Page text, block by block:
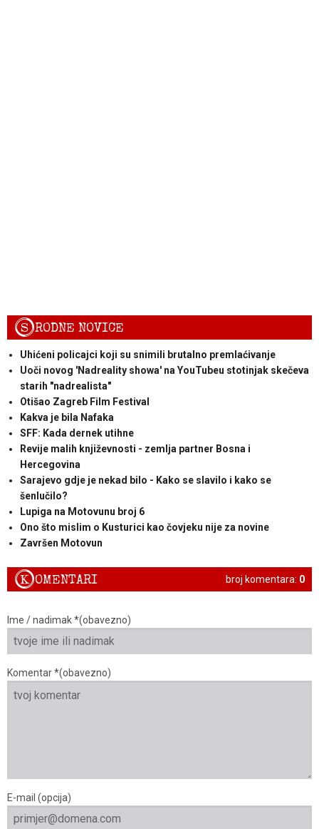
SRODNE NOVICE
Uhićeni policajci koji su snimili brutalno premlaćivanje
Uoči novog 'Nadreality showa' na YouTubeu stotinjak skečeva
starih "nadrealista"
Otišao Zagreb Film Festival
Kakva je bila Nafaka
SFF: Kada dernek utihne
Revije malih književnosti - zemlja partner Bosna i
Hercegovina
Sarajevo gdje je nekad bilo - Kako se slavilo i kako se
šenlučilo?
Lupiga na Motovunu broj 6
Ono što mislim o Kusturici kao čovjeku nije za novine
Završen Motovun
broj komentara: 0
KOMENTARI
Ime / nadimak *(obavezno)
Komentar *(obavezno)
E-mail (opcija)